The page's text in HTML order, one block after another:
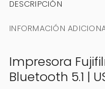
DESCRIPCIÓN
INFORMACIÓN
Impresora
Bluetooth 5.1 |